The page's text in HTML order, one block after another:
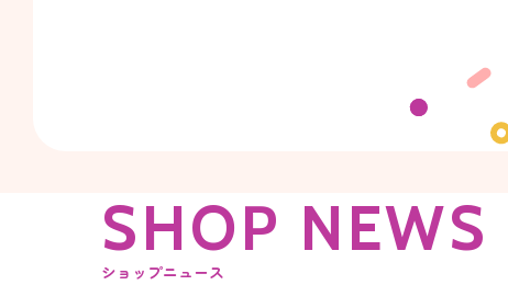
SHOP NEWS
ショップニュース